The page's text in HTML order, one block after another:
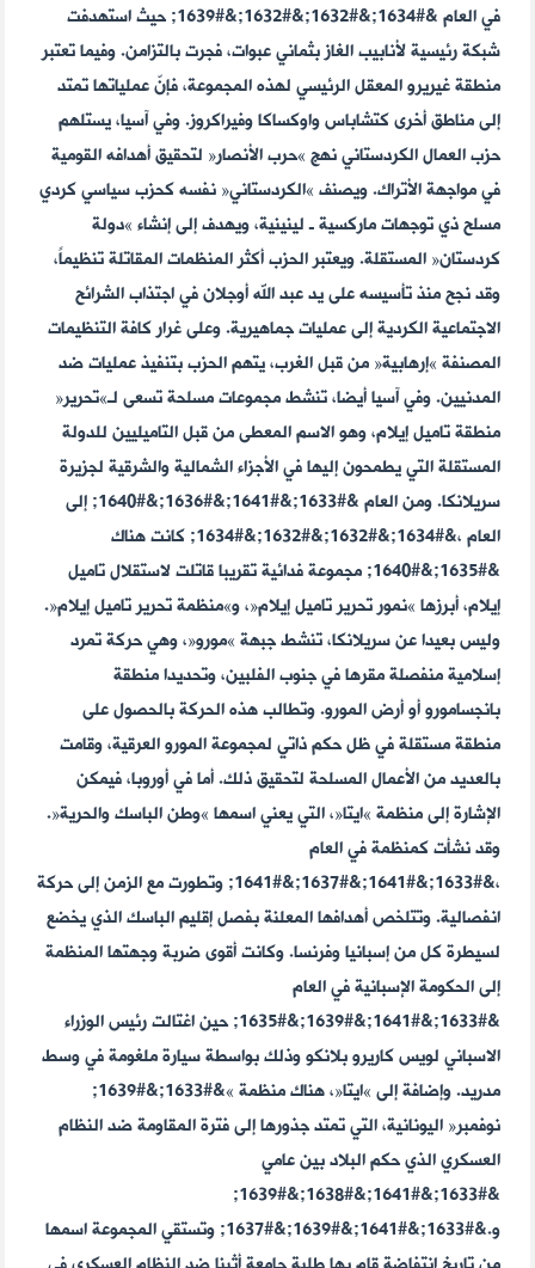
في العام &#1634;&#1632;&#1632;&#1639; حيث استهدفت
شبكة رئيسية لأنابيب الغاز بثماني عبوات، فجرت بالتزامن. وفيما تعتبر
منطقة غيريرو المعقل الرئيسي لهذه المجموعة، فإنّ عملياتها تمتد
إلى مناطق أخرى كتشاباس واوكساكا وفيراكروز. وفي آسيا، يستلهم
حزب العمال الكردستاني نهج »حرب الأنصار« لتحقيق أهدافه القومية
في مواجهة الأتراك. ويصنف »الكردستاني« نفسه كحزب سياسي كردي
مسلح ذي توجهات ماركسية ـ لينينية، ويهدف إلى إنشاء »دولة
كردستان« المستقلة. ويعتبر الحزب أكثر المنظمات المقاتلة تنظيماً،
وقد نجح منذ تأسيسه على يد عبد الله أوجلان في اجتذاب الشرائح
الاجتماعية الكردية إلى عمليات جماهيرية. وعلى غرار كافة التنظيمات
المصنفة »إرهابية« من قبل الغرب، يتهم الحزب بتنفيذ عمليات ضد
المدنيين. وفي آسيا أيضا، تنشط مجموعات مسلحة تسعى لـ»تحرير«
منطقة تاميل إيلام، وهو الاسم المعطى من قبل التاميليين للدولة
المستقلة التي يطمحون إليها في الأجزاء الشمالية والشرقية لجزيرة
سريلانكا. ومن العام &#1633;&#1641;&#1636;&#1640; إلى
العام ،&#1634;&#1632;&#1632;&#1634; كانت هناك
&#1635;&#1640; مجموعة فدائية تقريبا قاتلت لاستقلال تاميل
إيلام، أبرزها »نمور تحرير تاميل إيلام«، و»منظمة تحرير تاميل إيلام«.
وليس بعيدا عن سريلانكا، تنشط جبهة »مورو«، وهي حركة تمرد
إسلامية منفصلة مقرها في جنوب الفلبين، وتحديدا منطقة
بانجسامورو أو أرض المورو. وتطالب هذه الحركة بالحصول على
منطقة مستقلة في ظل حكم ذاتي لمجموعة المورو العرقية، وقامت
بالعديد من الأعمال المسلحة لتحقيق ذلك. أما في أوروبا، فيمكن
الإشارة إلى منظمة »ايتا«، التي يعني اسمها »وطن الباسك والحرية«.
وقد نشأت كمنظمة في العام
،&#1633;&#1641;&#1637;&#1641; وتطورت مع الزمن إلى حركة
انفصالية. وتتلخص أهدافها المعلنة بفصل إقليم الباسك الذي يخضع
لسيطرة كل من إسبانيا وفرنسا. وكانت أقوى ضربة وجهتها المنظمة
إلى الحكومة الإسبانية في العام
&#1633;&#1641;&#1639;&#1635; حين اغتالت رئيس الوزراء
الاسباني لويس كاريرو بلانكو وذلك بواسطة سيارة ملغومة في وسط
مدريد. وإضافة إلى »ايتا«، هناك منظمة »&#1633;&#1639;
نوفمبر« اليونانية، التي تمتد جذورها إلى فترة المقاومة ضد النظام
العسكري الذي حكم البلاد بين عامي
&#1633;&#1641;&#1638;&#1639;
و.&#1633;&#1641;&#1639;&#1637; وتستقي المجموعة اسمها